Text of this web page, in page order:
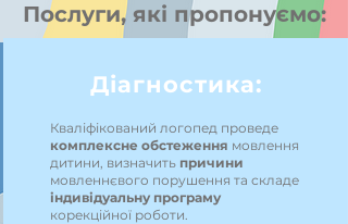
Послуги, які пропонуємо:
Діагностика:
Кваліфікований логопед проведе
комплексне обстеження мовлення
дитини, визначить причини
мовленнєвого порушення та складе
індивідуальну програму
корекційної роботи.